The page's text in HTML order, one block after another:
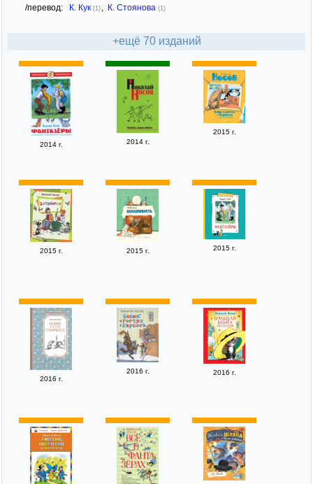
/перевод: К. Кук (1) К. Стоянова (1)
+ещё 70 изданий
2014 г. 2014 г.
2015 г.
2015 г. 2015 г. 2015 г.
2016 г.
2016 г. 2016 г.